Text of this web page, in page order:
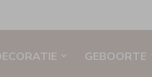
GEBOORTE